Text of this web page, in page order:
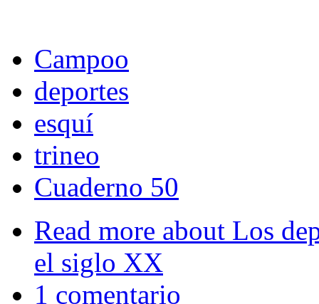
Campoo
deportes
esquí
trineo
Cuaderno 50
Read more about Los
el siglo XX
1 comentario